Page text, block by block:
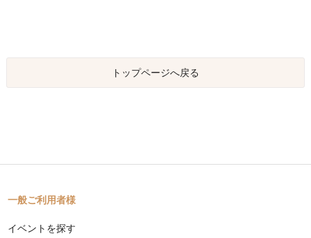
トップページへ戻る
一般ご利用者様
イベントを探す